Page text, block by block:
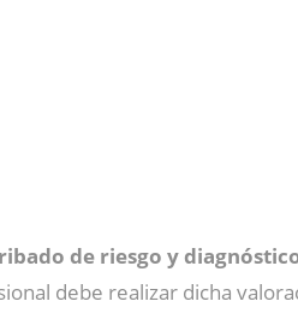
de riesgo y
debe realizar dicha